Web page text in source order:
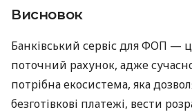
Висновок
Банківський сервіс для ФОП —
поточний рахунок, адже
потрібна екосистема, яка
безготівкові платежі, вести